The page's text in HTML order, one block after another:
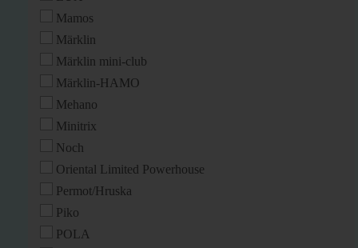
Mamos
Märklin
Märklin mini-club
Märklin-HAMO
Mehano
Minitrix
Noch
Oriental Limited Powerhouse
Permot/Hruska
Piko
POLA